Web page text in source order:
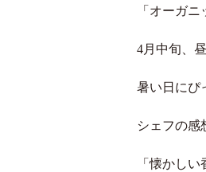
「オーガ
4月中旬、
暑い日にぴ
シェフの感
「懐かし